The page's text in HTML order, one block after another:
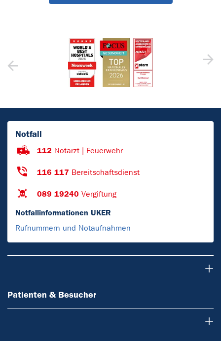
Notfall
112 Notarzt | Feuerwehr
116 117 Bereitschaftsdienst
089 19240 Vergiftung
Notfallinformationen UKER
Rufnummern und Notaufnahmen
Patienten & Besucher